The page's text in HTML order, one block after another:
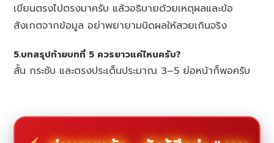
เขียนตรงไปตรงมาครับ แล้วอธิบายด้วยเหตุผลและข้อ
สังเกตจากข้อมูล อย่าพยายามบิดผลให้สวยเกินจริง
5.บทสรุปท้ายบทที่ 5 ควรยาวแค่ไหนครับ?
สั้น กระชับ และตรงประเด็นประมาณ 3–5 ย่อหน้าก็พอครับ